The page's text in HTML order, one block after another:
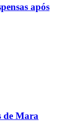
após
de Mara